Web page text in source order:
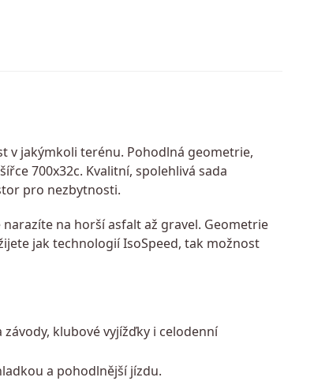
v jakýmkoli terénu. Pohodlná geometrie,
700x32c. Kvalitní, spolehlivá sada
pro nezbytnosti.
na horší asfalt až gravel. Geometrie
jak technologií IsoSpeed, tak možnost
klubové vyjížďky i celodenní
a pohodlnější jízdu.